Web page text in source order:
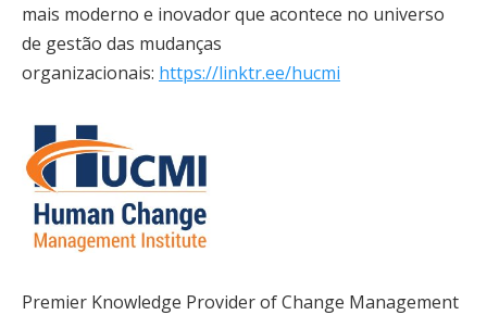
mais moderno e inovador que acontece no universo
de gestão das mudanças
organizacionais: https://linktr.ee/hucmi
Premier Knowledge Provider of Change Management